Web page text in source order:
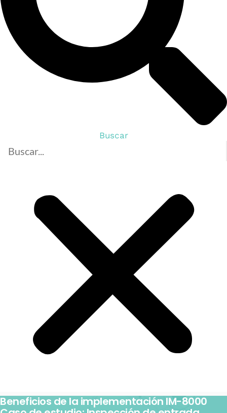
Buscar
Beneficios de la implementación IM-8000